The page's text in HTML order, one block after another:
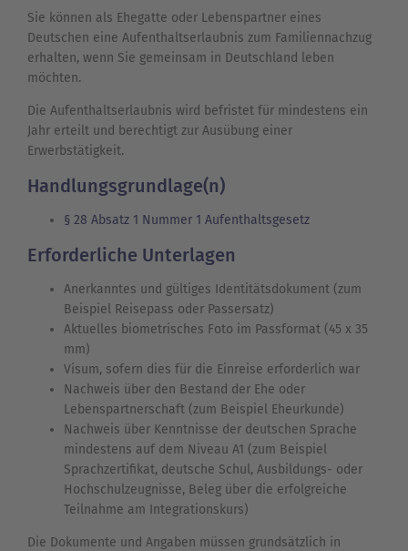
Sie können als Ehegatte oder Lebenspartner eines
Deutschen eine Aufenthaltserlaubnis zum Familiennachzug
erhalten, wenn Sie gemeinsam in Deutschland leben
möchten.
Die Aufenthaltserlaubnis wird befristet für mindestens ein
Jahr erteilt und berechtigt zur Ausübung einer
Erwerbstätigkeit.
Handlungsgrundlage(n)
§ 28 Absatz 1 Nummer 1 Aufenthaltsgesetz
Erforderliche Unterlagen
Anerkanntes und gültiges Identitätsdokument (zum
Beispiel Reisepass oder Passersatz)
Aktuelles biometrisches Foto im Passformat (45 x 35
mm)
Visum, sofern dies für die Einreise erforderlich war
Nachweis über den Bestand der Ehe oder
Lebenspartnerschaft (zum Beispiel Eheurkunde)
Nachweis über Kenntnisse der deutschen Sprache
mindestens auf dem Niveau A1 (zum Beispiel
Sprachzertifikat, deutsche Schul, Ausbildungs- oder
Hochschulzeugnisse, Beleg über die erfolgreiche
Teilnahme am Integrationskurs)
Die Dokumente und Angaben müssen grundsätzlich in